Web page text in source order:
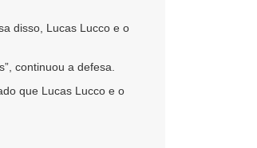
disso, Lucas Lucco e o
continuou a defesa.
que Lucas Lucco e o